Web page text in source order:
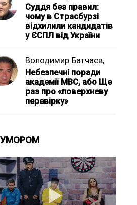
Суддя без правил:
чому в Страсбурзі
відхилили кандидатів
у ЄСПЛ від України
Володимир Батчаєв,
Небезпечні поради
академії МВС, або Ще
раз про «поверхневу
перевірку»